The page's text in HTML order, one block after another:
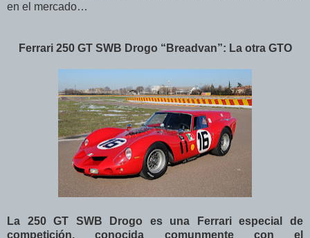
en el mercado…
Ferrari 250 GT SWB Drogo “Breadvan”: La otra GTO
La 250 GT SWB Drogo es una Ferrari especial de
competición, conocida comunmente con el